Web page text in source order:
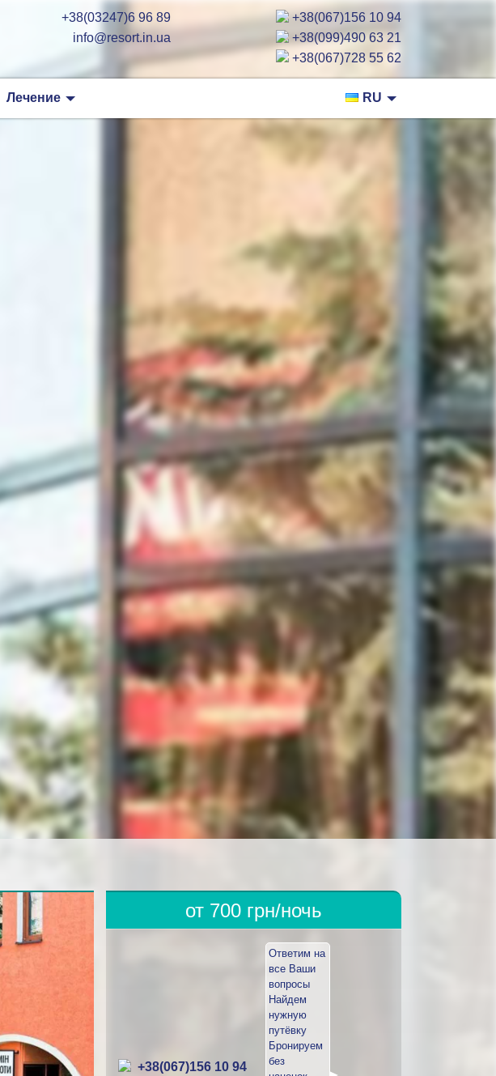
+38(03247)6 96 89
info@resort.in.ua
+38(067)156 10 94
+38(099)490 63 21
+38(067)728 55 62
Лечение RU
от 700 грн/ночь
+38(067)156 10 94
Ответим на
все Ваши
вопросы
Найдем
нужную
путёвку
Бронируем
без